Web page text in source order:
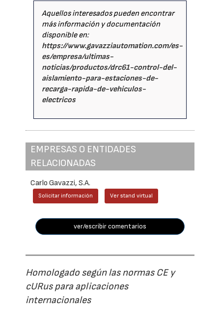
Aquellos interesados pueden encontrar
más información y documentación
disponible en:
https://www.gavazziautomation.com/es-
es/empresa/ultimas-
noticias/productos/drc61-control-del-
aislamiento-para-estaciones-de-
recarga-rapida-de-vehiculos-
electricos
EMPRESAS O ENTIDADES
RELACIONADAS
Carlo Gavazzi, S.A.
Solicitar información Ver stand virtual
ver/escribir comentarios
Homologado según las normas CE y
cURus para aplicaciones
internacionales